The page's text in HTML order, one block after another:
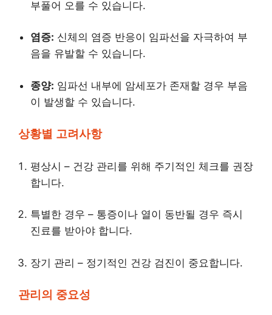
부풀어 오를 수 있습니다.
염증: 신체의 염증 반응이 임파선을 자극하여 부
음을 유발할 수 있습니다.
종양: 임파선 내부에 암세포가 존재할 경우 부음
이 발생할 수 있습니다.
상황별 고려사항
평상시 – 건강 관리를 위해 주기적인 체크를 권장
합니다.
특별한 경우 – 통증이나 열이 동반될 경우 즉시
진료를 받아야 합니다.
장기 관리 – 정기적인 건강 검진이 중요합니다.
관리의 중요성